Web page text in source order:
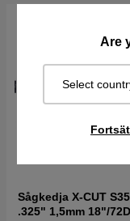
Are
Select
Sågkedja X-CUT
.325" 1,5mm 18"/